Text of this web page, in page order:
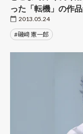
った「転機」の作
2013.05.24
#磯﨑 憲一郎